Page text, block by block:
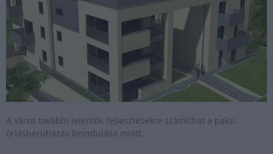
A város további jelentős fejlesztésekre számíthat a paksi
óriásberuházás beindulása miatt.